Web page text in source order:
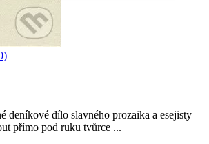
deníkové dílo slavného prozaika a esejisty
přímo pod ruku tvůrce ...